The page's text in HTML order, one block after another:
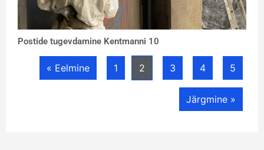
Postide tugevdamine Kentmanni 10
« Eelmine 1 2 3 4 5
Järgmine »